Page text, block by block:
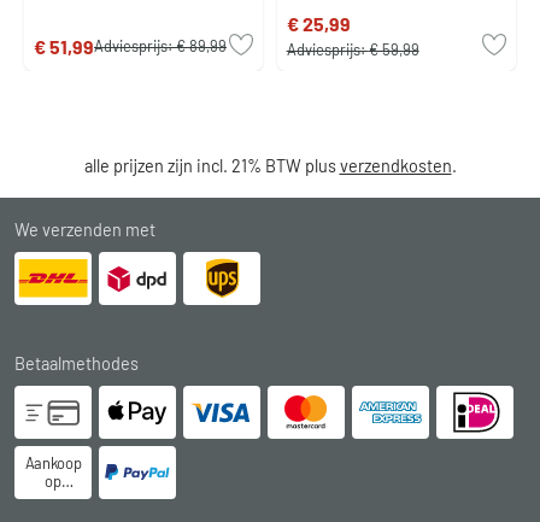
€ 51,99Adviesprijs:€ 89,99
€ 25,99
Adviesprijs:€ 59,99
alle prijzen zijn incl. 21% BTW plusverzendkosten.
We verzenden met
Betaalmethodes
Aankoop
op
rekening